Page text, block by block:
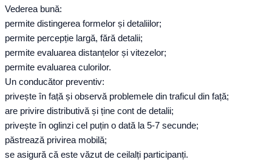
Vederea bună:
permite distingerea formelor și detaliilor;
permite percepție largă, fără detalii;
permite evaluarea distanțelor și vitezelor;
permite evaluarea culorilor.
Un conducător preventiv:
privește în față și observă problemele din traficul din față;
are privire distributivă și ține cont de detalii;
privește în oglinzi cel puțin o dată la 5-7 secunde;
păstrează privirea mobilă;
se asigură că este văzut de ceilalți participanți.